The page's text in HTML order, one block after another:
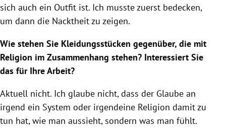
sich auch ein Outfit ist. Ich musste zuerst bedecken,
um dann die Nacktheit zu zeigen.
Wie stehen Sie Kleidungsstücken gegenüber, die mit
Religion im Zusammenhang stehen? Interessiert Sie
das für Ihre Arbeit?
Aktuell nicht. Ich glaube nicht, dass der Glaube an
irgend ein System oder irgendeine Religion damit zu
tun hat, wie man aussieht, sondern was man fühlt.